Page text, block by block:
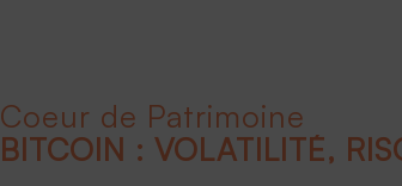
Coeur de Patrimoine